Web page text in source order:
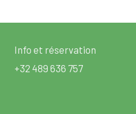
Info et réservation
+32 489 636 757